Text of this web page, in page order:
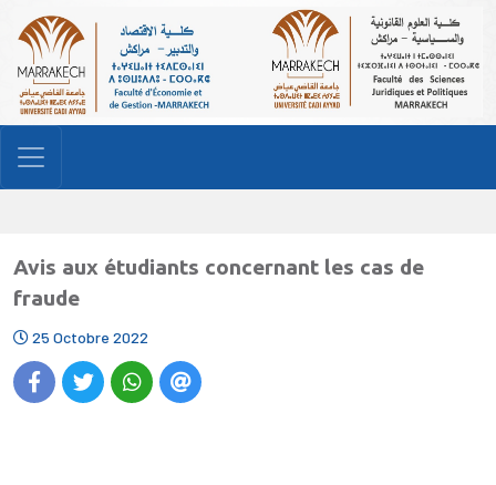
Avis aux étudiants concernant les cas de
fraude
25 Octobre 2022